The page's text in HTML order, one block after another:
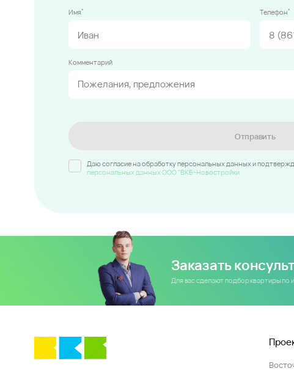
Имя* Телефон*
Комментарий
Отправить
Даю согласие на обработку персональных данных и
персональных данных ООО "ВКБ-Новостройки
Заказать
Для вас сделают подбор квартиры